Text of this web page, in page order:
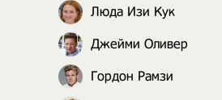
Люда Изи Кук
Джейми Оливер
Гордон Рамзи